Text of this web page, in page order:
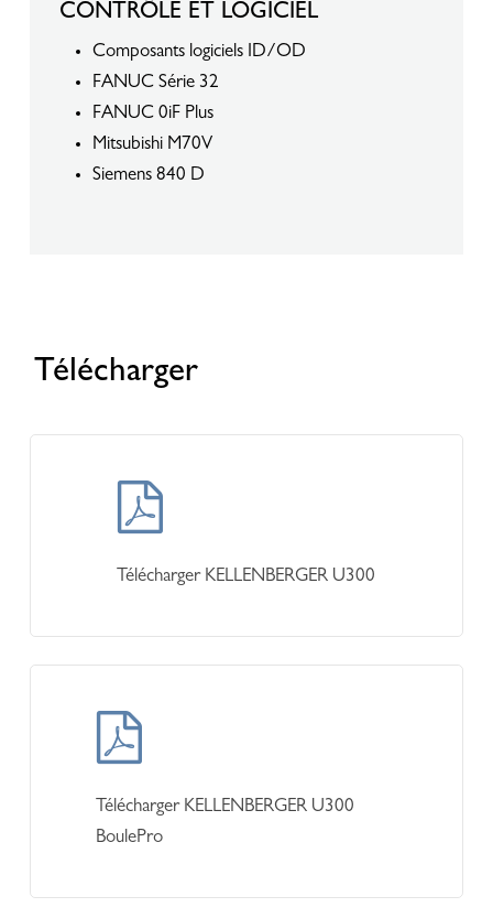
CONTRÔLE ET LOGICIEL
Composants logiciels ID/OD
FANUC Série 32
FANUC 0iF Plus
Mitsubishi M70V
Siemens 840 D
Télécharger
Télécharger KELLENBERGER U300
Télécharger KELLENBERGER U300
BoulePro